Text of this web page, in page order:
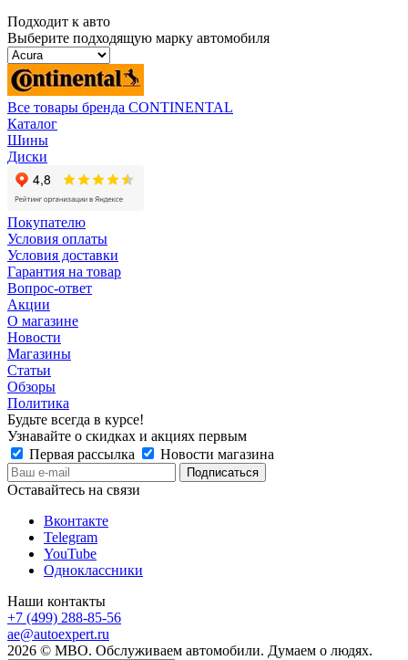
Подходит к авто
Выберите подходящую марку автомобиля
Все товары бренда CONTINENTAL
Каталог
Шины
Диски
Покупателю
Условия оплаты
Условия доставки
Гарантия на товар
Вопрос-ответ
Акции
О магазине
Новости
Магазины
Статьи
Обзоры
Политика
Будьте всегда в курсе!
Узнавайте о скидках и акциях первым
Первая рассылка
Новости магазина
Оставайтесь на связи
Вконтакте
Telegram
YouTube
Одноклассники
Наши контакты
+7 (499) 288-85-56
ae@autoexpert.ru
2026 © МВО. Обслуживаем автомобили. Думаем о людях.